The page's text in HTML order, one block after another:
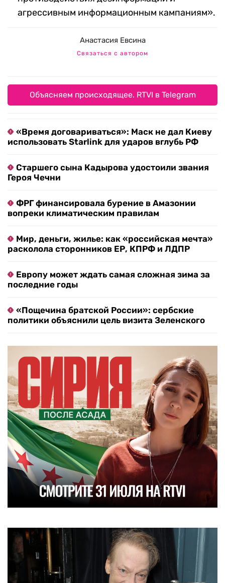
агрессивным информационным кампаниям».
Анастасия Евсина
Связаться с автором
Объясняем происходящее. RTVI в Telegram
«Время договариваться»: Маск не дал Киеву
использовать Starlink для ударов вглубь РФ
Старшего сына Кадырова удостоили звания
Героя Чечни
ФРГ финансировала бурение в Амазонии
вопреки климатическим правилам
Мир, деньги, жилье: как «российская мечта»
расколола сторонников ЕР, КПРФ и ЛДПР
Европу может ждать самая сложная зима за
последние годы
«Пощечина братской России»: сербские
политики объяснили цель визита Зеленского